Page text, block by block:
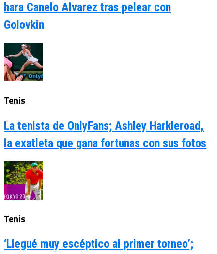
hara Canelo Alvarez tras pelear con
Golovkin
Tenis
La tenista de OnlyFans; Ashley Harkleroad,
la exatleta que gana fortunas con sus fotos
Tenis
‘Llegué muy escéptico al primer torneo’;